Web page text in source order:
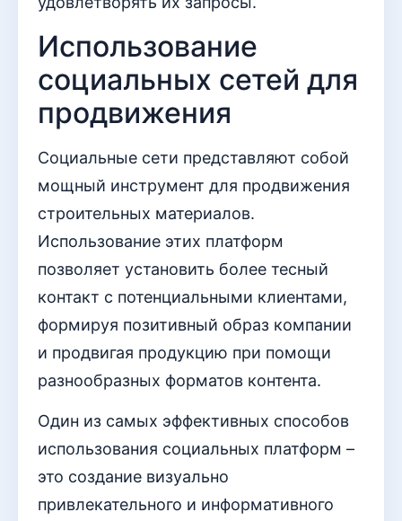
Использование
социальных сетей для
продвижения
Социальные сети представляют собой
мощный инструмент для продвижения
строительных материалов.
Использование этих платформ
позволяет установить более тесный
контакт с потенциальными клиентами,
формируя позитивный образ компании
и продвигая продукцию при помощи
разнообразных форматов контента.
Один из самых эффективных способов
использования социальных платформ –
это создание визуально
привлекательного и информативного